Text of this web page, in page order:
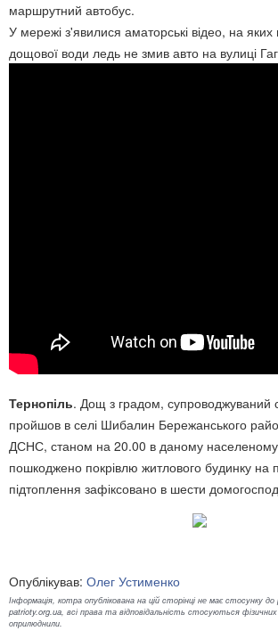
маршрутний автобус.
У мережі з'явилися аматорські відео, на яких
дощової води ледь не змив авто на вулиці
Тернопіль. Дощ з градом, супроводжуваний
пройшов в селі Шибалин Бережанського
ДСНС, станом на 20.00 в даному населеному
пошкоджено покрівлю житлового будинку на
підтоплення зафіксовано в шести
Опублікував: Олег Устименко
Інформація, котра опублікована на цій сторінці не має стосунку до
patrioty.org.ua, всі права та відповідальність стосуються
оприлюднили.